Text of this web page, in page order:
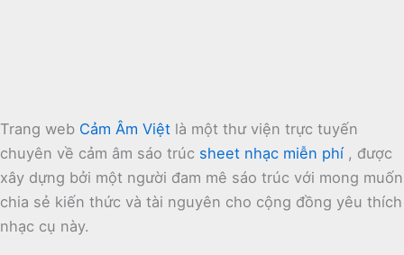
Trang web Cảm Âm Việt là một thư viện trực tuyến
chuyên về cảm âm sáo trúc sheet nhạc miễn phí , được
xây dựng bởi một người đam mê sáo trúc với mong muốn
chia sẻ kiến thức và tài nguyên cho cộng đồng yêu thích
nhạc cụ này.